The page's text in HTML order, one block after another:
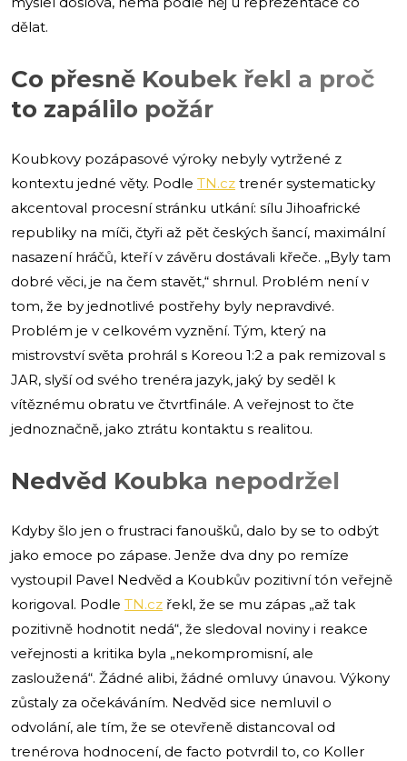
dělat.
Co přesně Koubek řekl a proč
to zapálilo požár
Koubkovy pozápasové výroky nebyly vytržené z
kontextu jedné věty. Podle TN.cz trenér systematicky
akcentoval procesní stránku utkání: sílu Jihoafrické
republiky na míči, čtyři až pět českých šancí, maximální
nasazení hráčů, kteří v závěru dostávali křeče. „Byly tam
dobré věci, je na čem stavět,“ shrnul. Problém není v
tom, že by jednotlivé postřehy byly nepravdivé.
Problém je v celkovém vyznění. Tým, který na
mistrovství světa prohrál s Koreou 1:2 a pak remizoval s
JAR, slyší od svého trenéra jazyk, jaký by seděl k
vítěznému obratu ve čtvrtfinále. A veřejnost to čte
jednoznačně, jako ztrátu kontaktu s realitou.
Nedvěd Koubka nepodržel
Kdyby šlo jen o frustraci fanoušků, dalo by se to odbýt
jako emoce po zápase. Jenže dva dny po remíze
vystoupil Pavel Nedvěd a Koubkův pozitivní tón veřejně
korigoval. Podle TN.cz řekl, že se mu zápas „až tak
pozitivně hodnotit nedá“, že sledoval noviny i reakce
veřejnosti a kritika byla „nekompromisní, ale
zasloužená“. Žádné alibi, žádné omluvy únavou. Výkony
zůstaly za očekáváním. Nedvěd sice nemluvil o
odvolání, ale tím, že se otevřeně distancoval od
trenérova hodnocení, de facto potvrdil to, co Koller